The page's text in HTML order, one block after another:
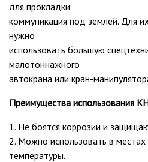
для прокладки
коммуникация под землей. Для
нужно
использовать большую
малотоннажного
автокрана или кран-
Преимущества использования
1. Не боятся коррозии и
2. Можно использовать в
температуры.